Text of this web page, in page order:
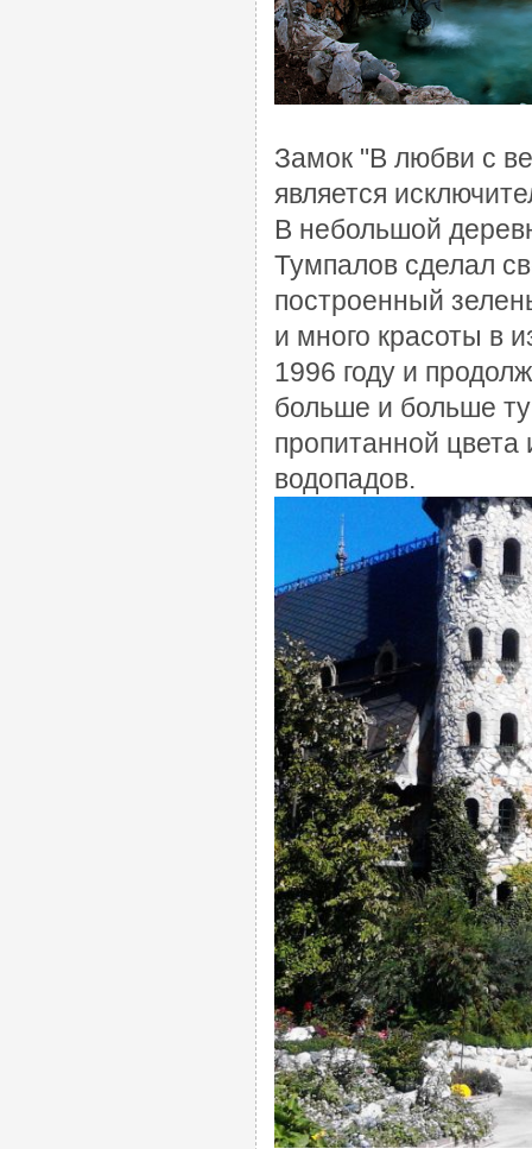
Замок "В любви с
является
В небольшой
Тумпалов сделал
построенный
и много красоты в
1996 году и
больше и больше
пропитанной
водопадов.